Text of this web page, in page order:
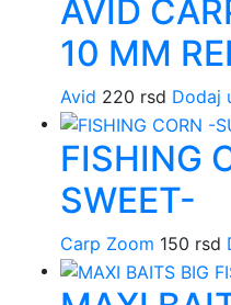
AVID
10 MM
Avid 220 rsd Dodaj
FISHING
SWEET-
Carp Zoom 150 rsd